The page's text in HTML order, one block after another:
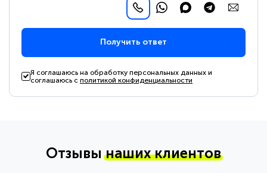
Получить ответ
Я соглашаюсь на обработку персональных данных и
соглашаюсь сполитикой конфиденциальности
Отзывынаших клиентов